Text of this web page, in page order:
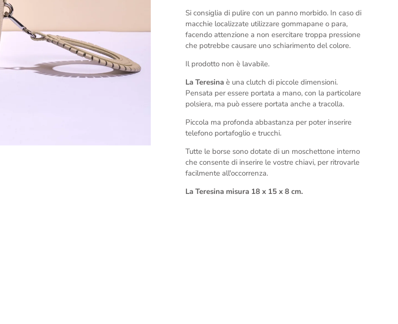
Si consiglia di pulire con un panno morbido. In caso di
macchie localizzate utilizzare gommapane o para,
facendo attenzione a non esercitare troppa pressione
che potrebbe causare uno schiarimento del colore.
Il prodotto non è lavabile.
La Teresina è una clutch di piccole dimensioni.
Pensata per essere portata a mano, con la particolare
polsiera, ma può essere portata anche a tracolla.
Piccola ma profonda abbastanza per poter inserire
telefono portafoglio e trucchi.
Tutte le borse sono dotate di un moschettone interno
che consente di inserire le vostre chiavi, per ritrovarle
facilmente all'occorrenza.
La Teresina misura 18 x 15 x 8 cm.